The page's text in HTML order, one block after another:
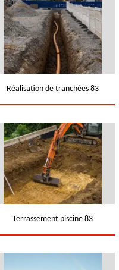
Réalisation de tranchées 83
Terrassement piscine 83